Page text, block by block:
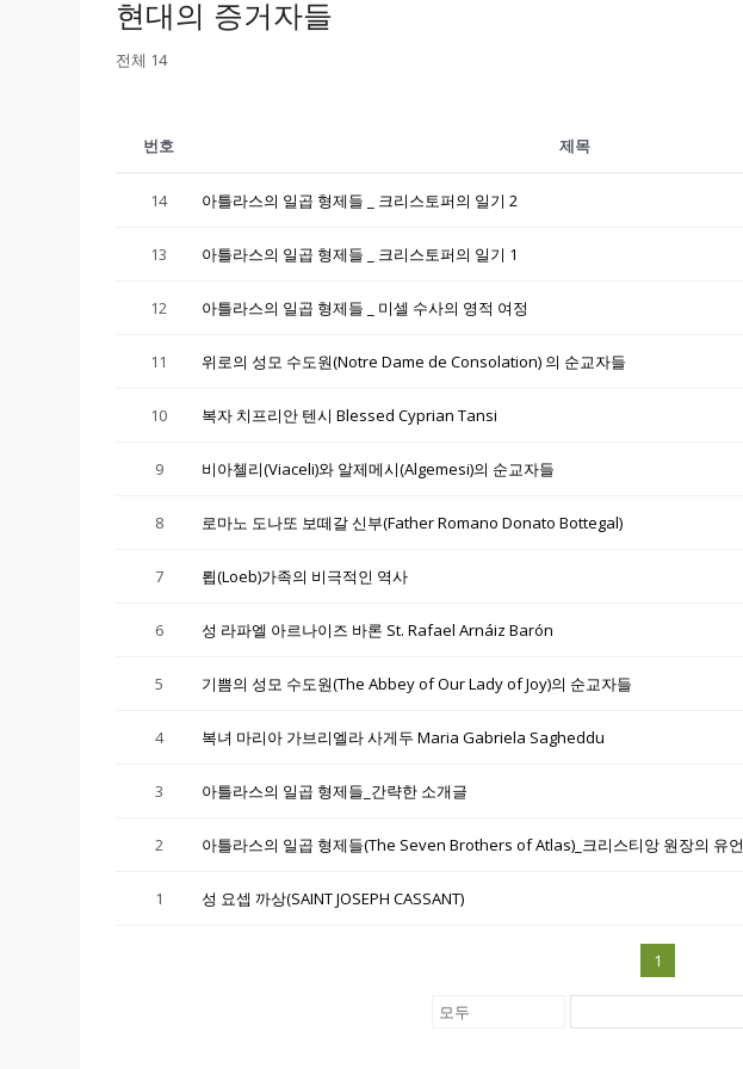
현대의 증거자들
전체 14
번호 제목
14 아틀라스의 일곱 형제들 _ 크리스토퍼의 일기 2
13 아틀라스의 일곱 형제들 _ 크리스토퍼의 일기 1
12 아틀라스의 일곱 형제들 _ 미셀 수사의 영적 여정
11 위로의 성모 수도원(Notre Dame de Consolation) 의 순교자들
10 복자 치프리안 텐시 Blessed Cyprian Tansi
9 비아첼리(Viaceli)와 알제메시(Algemesi)의 순교자들
8 로마노 도나또 보떼갈 신부(Father Romano Donato Bottegal)
7 룁(Loeb)가족의 비극적인 역사
6 성 라파엘 아르나이즈 바론 St. Rafael Arnáiz Barón
5 기쁨의 성모 수도원(The Abbey of Our Lady of Joy)의 순교자들
4 복녀 마리아 가브리엘라 사게두 Maria Gabriela Sagheddu
3 아틀라스의 일곱 형제들_간략한 소개글
2 아틀라스의 일곱 형제들(The Seven Brothers of Atlas)_크리스티앙 원장의 유언
1 성 요셉 까상(SAINT JOSEPH CASSANT)
1